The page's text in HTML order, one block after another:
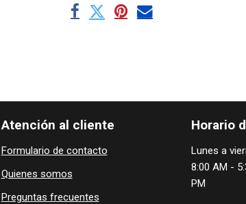
Horario
Lunes a
8:00 AM -
PM
Atención al cliente
Formulario de contacto
Quienes ​som​​​os
Preguntas frecuentes